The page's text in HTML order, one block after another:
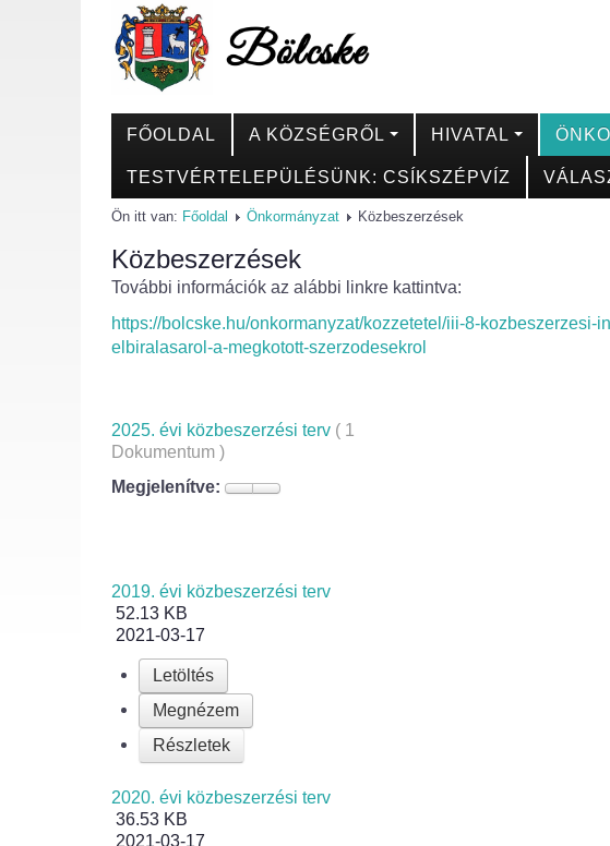
FŐOLDAL A KÖZSÉGRŐL HIVATAL
TESTVÉRTELEPÜLÉSÜNK: CSÍKSZÉPVÍZ
Ön itt van: Főoldal Önkormányzat Közbeszerzések
Közbeszerzések
További információk az alábbi linkre kattintva:
https://bolcske.hu/onkormanyzat/kozzetetel/iii-8-
elbiralasarol-a-megkotott-szerzodesekrol
2025. évi közbeszerzési terv ( 1
Dokumentum )
Megjelenítve:
2019. évi közbeszerzési terv
52.13 KB
2021-03-17
Letöltés
Megnézem
Részletek
2020. évi közbeszerzési terv
36.53 KB
2021-03-17